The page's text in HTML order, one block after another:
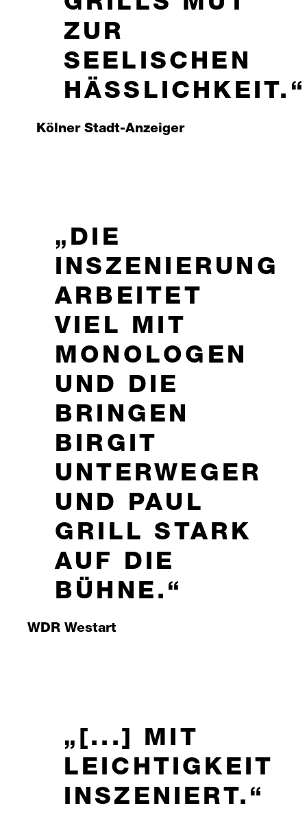
UR S
EELISCHEN H
ÄSSLICHKEIT.
Kölner Stadt-Anzeiger
DIE
INSZENIERUNG
ARBEITET
VIEL MIT
MONOLOGEN
UND DIE
BRINGEN
BIRGIT
UNTERWEGER
UND PAUL
GRILL STARK
AUF DIE
BÜHNE.
WDR Westart
[...] MIT
LEICHTIGKEIT
INSZENIERT.